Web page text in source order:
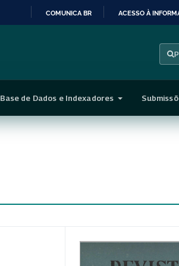
CONTEÚDO
COMUNICA BR ACESSO À
Base de Dados e Indexadores